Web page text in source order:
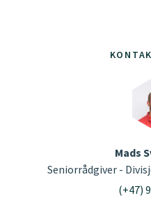
Mads
Seniorrådgiver -
(+47)